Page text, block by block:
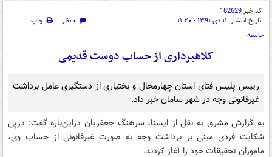
کد خبر182629
تاریخ انتشار: ۱۱ دی ۱۳۹۱ - ۱۱:۲۰ ۰ نظر
چاپ
جامعه
کلاهبرداری از حساب دوست قدیمی
رییس پلیس فتای استان چهارمحال و بختیاری از دستگیری عامل برداشت
غیرقانونی وجه در شهر سامان خبر داد.
به گزارش مشرق به نقل از ایسنا، سرهنگ جعفریان دراین‌باره گفت: درپی
شکایت فردی مبنی بر برداشت وجه به صورت غیرقانونی از حساب وی،
ماموران تحقیقات خود را آغاز کردند.